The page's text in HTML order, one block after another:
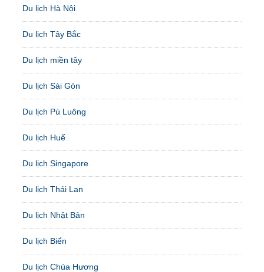
Du lịch Hà Nội
Du lịch Tây Bắc
Du lịch miền tây
Du lịch Sài Gòn
Du lịch Pù Luông
Du lịch Huế
Du lịch Singapore
Du lịch Thái Lan
Du lịch Nhật Bản
Du lịch Biển
Du lịch Chùa Hương